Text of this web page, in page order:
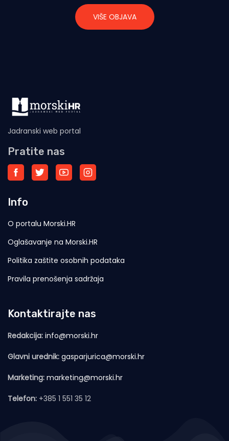
VIŠE OBJAVA
Jadranski web portal
Pratite nas
Info
O portalu Morski.HR
Oglašavanje na Morski.HR
Politika zaštite osobnih podataka
Pravila prenošenja sadržaja
Kontaktirajte nas
Redakcija: info@morski.hr
Glavni urednik: gasparjurica@morski.hr
Marketing: marketing@morski.hr
Telefon: +385 1 551 35 12